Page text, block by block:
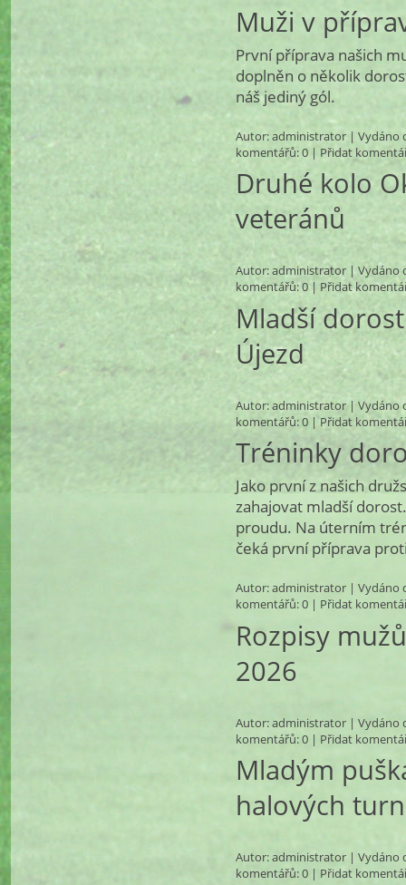
Muži v
První příprava našich
doplněn o několik
náš jediný gól.
Autor:administrator| Vydáno
komentářů: 0 | Přidat
Druhé kolo
veteránů
Autor:administrator| Vydáno
komentářů: 0 | Přidat
Mladší
Újezd
Autor:administrator| Vydáno
komentářů: 0 |Přidat
Tréninky
Jako první z našich
zahajovat mladší
proudu. Na úterním
čeká první příprava
Autor:administrator| Vydáno
komentářů: 0 | Přidat
Rozpisy
2026
Autor:administrator| Vydáno
komentářů: 0 | Přidat
Mladým
halových
Autor:administrator| Vydáno
komentářů: 0 | Přidat